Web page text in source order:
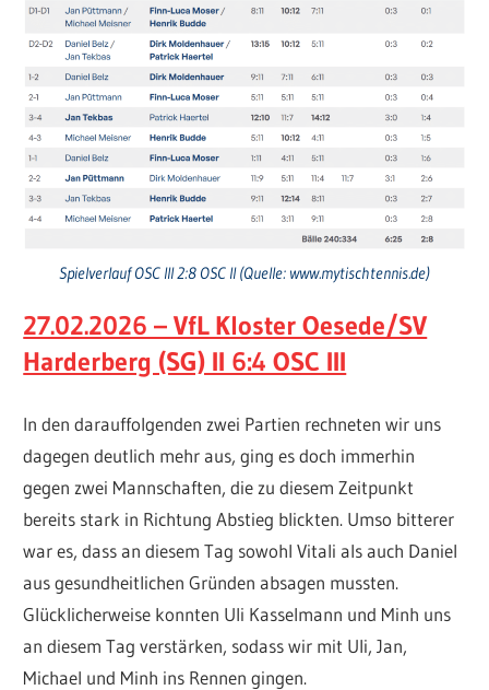
Spielverlauf OSC III 2:8 OSC II (Quelle: www.mytischtennis.de)
27.02.2026 – VfL Kloster Oesede/SV
Harderberg (SG) II 6:4 OSC III
In den darauffolgenden zwei Partien rechneten wir uns
dagegen deutlich mehr aus, ging es doch immerhin
gegen zwei Mannschaften, die zu diesem Zeitpunkt
bereits stark in Richtung Abstieg blickten. Umso bitterer
war es, dass an diesem Tag sowohl Vitali als auch Daniel
aus gesundheitlichen Gründen absagen mussten.
Glücklicherweise konnten Uli Kasselmann und Minh uns
an diesem Tag verstärken, sodass wir mit Uli, Jan,
Michael und Minh ins Rennen gingen.